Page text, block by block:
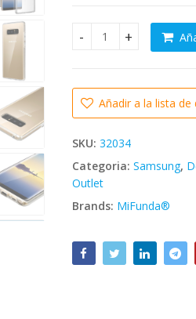
9.99€.
es:
3.89€.
💥SAMSUNG
Añadir a la lista de
SKU: 32034
Categoria: Samsung,
Outlet
Brands: MiFunda®